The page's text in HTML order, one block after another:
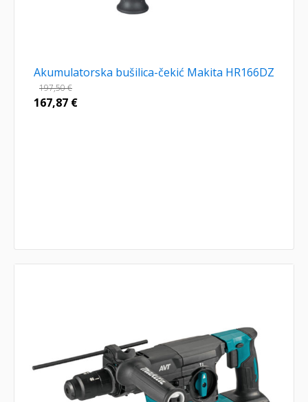
Akumulatorska bušilica-čekić Makita HR166DZ
197,50€
167,87 €